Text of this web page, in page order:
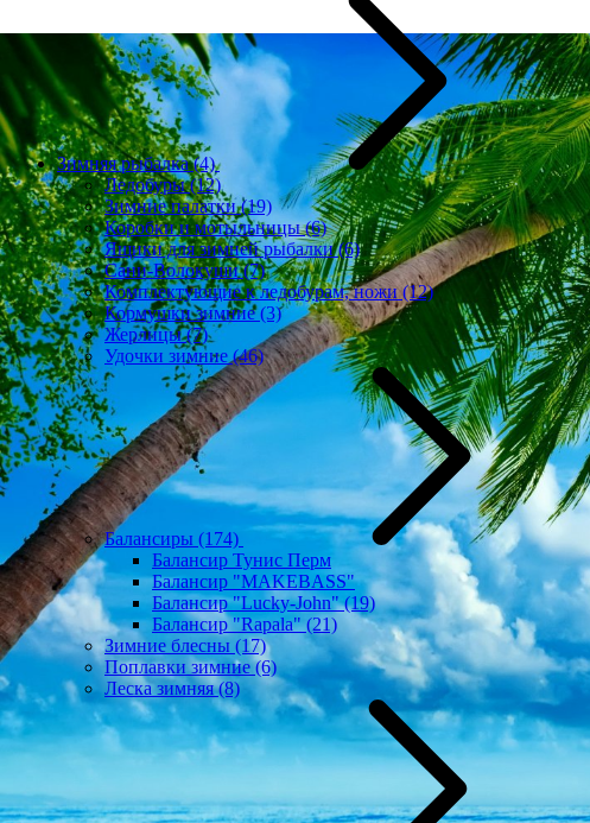
Зимняя рыбалка(4)
Ледобуры(12)
Зимние палатки(19)
Коробки и мотыльницы(6)
Ящики для зимней рыбалки(6)
Сани-Волокуши(7)
Комплектующие к ледобурам, ножи(12)
Кормушки зимние(3)
Жерлицы(7)
Удочки зимние(46)
Балансиры (174)
Балансир Тунис Перм
Балансир "MAKEBASS"
Балансир "Lucky-John"(19)
Балансир "Rapala"(21)
Зимние блесны (17)
Поплавки зимние(6)
Леска зимняя(8)